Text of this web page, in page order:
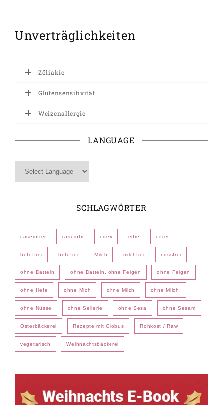
Unverträglichkeiten
Zöliakie
Glutensensitivität
Weizenallergie
LANGUAGE
SCHLAGWÖRTER
caseinfrei caseinfri eiferi eifre eifrei
hefeffrei hefefrei Milch milchfrei nussfrei
ohne Datteln ohne Datteln. ohne Feigen ohne Feigen
ohne Hefe ohne Mich ohne Milch ohne Milch.
ohne Nüsse ohne Sellerie ohne Sesa ohne Sesam
Osterbäckerei Rezepte mit Globus Rohkost / Raw
vegetarisch Weihnachtsbäckerei